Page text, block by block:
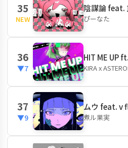
35
NEW
陰謀論 feat.
ぴーなた
36
▼7
HIT ME UP
KIRA x
37
▼9
ムウ feat. v
煮ル果実